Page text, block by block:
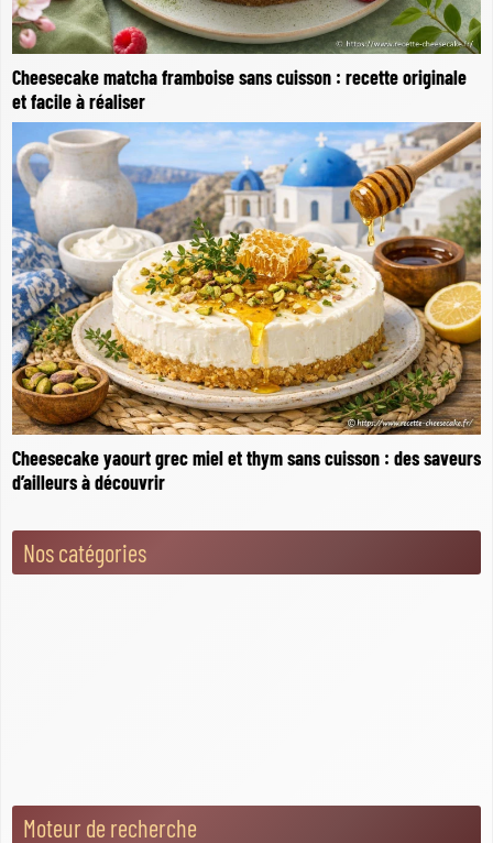
Cheesecake matcha framboise sans cuisson : recette originale
et facile à réaliser
Cheesecake yaourt grec miel et thym sans cuisson : des saveurs
d’ailleurs à découvrir
Nos catégories
Moteur de recherche